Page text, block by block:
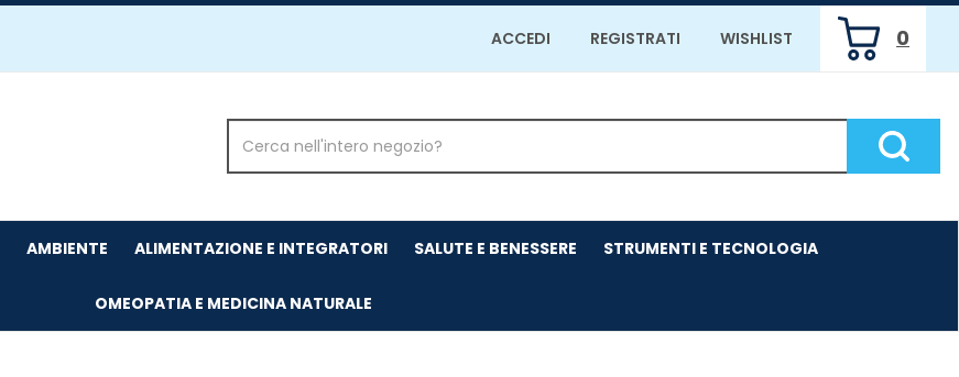
ACCEDI REGISTRATI WISHLIST 0
ARTICOLI
INSERITI
Prodotto
Cerca
AMBIENTE ALIMENTAZIONE E INTEGRATORI SALUTE E BENESSERE STRUMENTI E TECNOLOGIA
OMEOPATIA E MEDICINA NATURALE